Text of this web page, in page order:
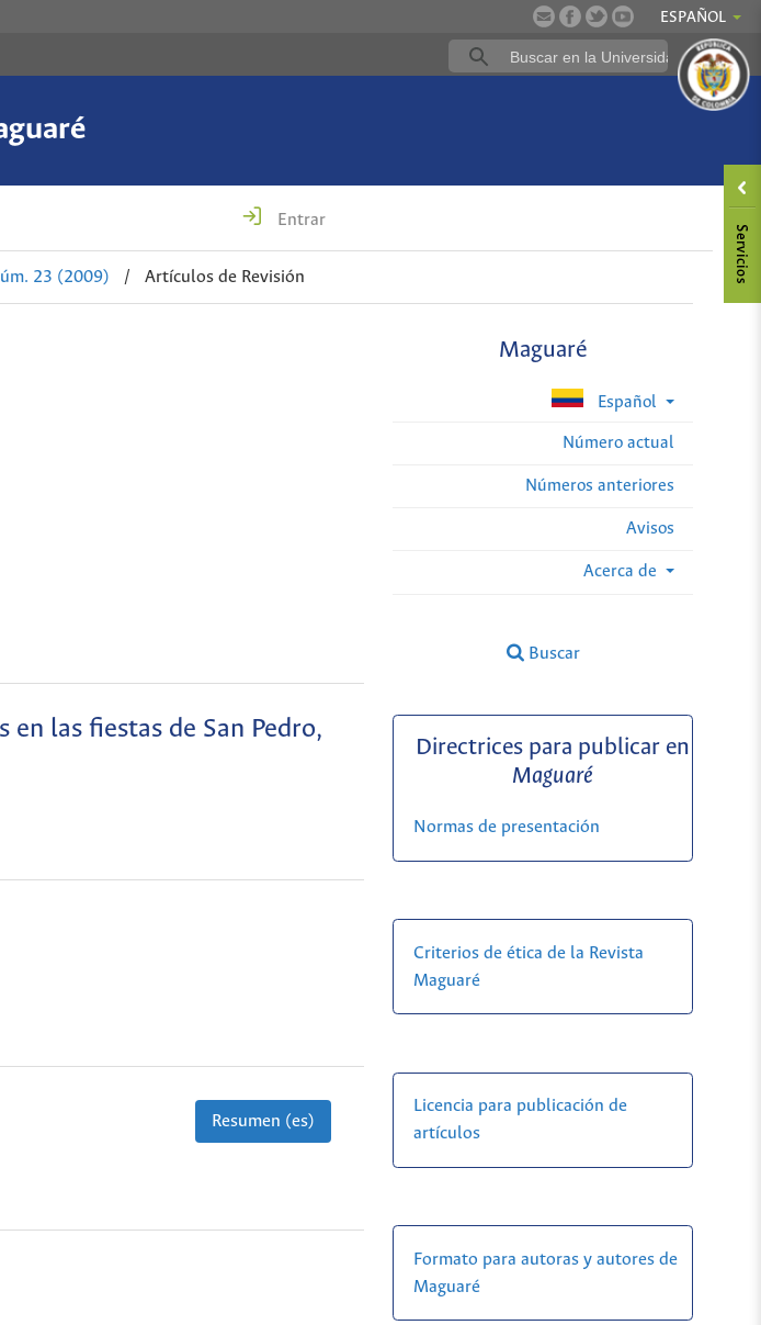
ESPAÑOL
Entrar
23 (2009) / Artículos de Revisión
Maguaré
Español
Número actual
Números anteriores
Avisos
Acerca de
Buscar
en las fiestas de San Pedro,
Resumen (es)
Directrices para publicar en
Maguaré
Normas de presentación
Criterios de ética de la Revista
Maguaré
Licencia para publicación de
artículos
Formato para autoras y autores de
Maguaré